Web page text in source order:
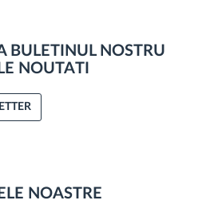
BULETINUL NOSTRU
NOUTATI
NOASTRE